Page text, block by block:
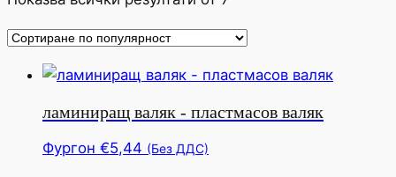
популярност
ламиниращ валяк - пластмасов валяк
Фургон €5,44 (Без ДДС)